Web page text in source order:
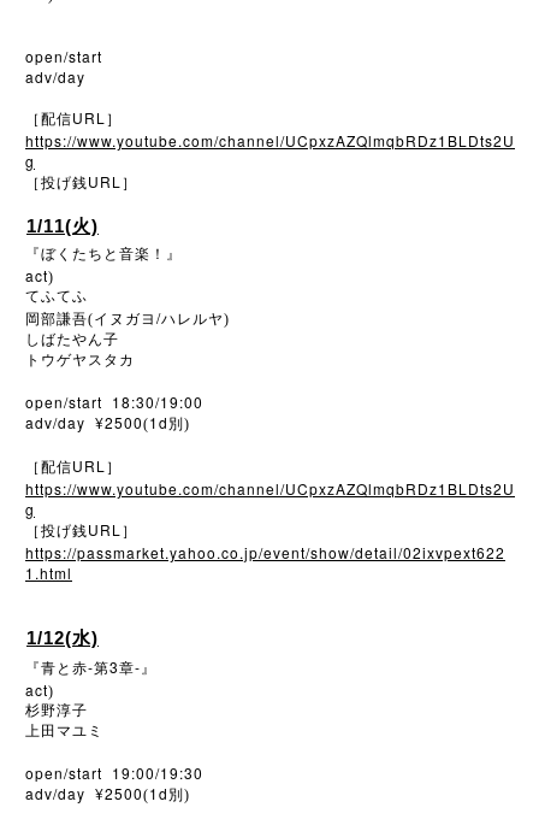
open/start
adv/day
［配信URL ］
https://www.youtube.com/channel/UCpxzAZQlmqbRDz1BLDts2U
g
［投げ銭URL ］
1/11(火)
『ぼくたちと音楽！』
act)
てふてふ
岡部謙吾(イヌガヨ /ハレルヤ)
しばたやん子
トウゲヤスタカ
open/start 18:30/19:00
adv/day ¥2500(1d 別)
［配信URL ］
https://www.youtube.com/channel/UCpxzAZQlmqbRDz1BLDts2U
g
［投げ銭URL ］
https://passmarket.yahoo.co.jp/event/show/detail/02ixvpext622
1.html
1/12(水)
『青と赤-第3章-』
act)
杉野淳子
上田マユミ
open/start 19:00/19:30
adv/day ¥2500(1d 別)